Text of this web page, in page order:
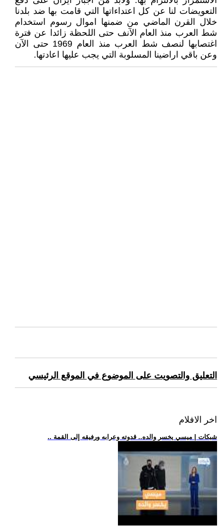
التعويضات لنا عن كل اعتداءاتها التي قامت بها ضد بلدنا
خلال القرن الماضي من ضمنها اموال رسوم استخدام
شط العرب منذ العام الآنف حتى اللحظة زائدا عن فترة
اغتصابها لنصف شط العرب منذ العام 1969 حتى الآن
وعن باقي اراضينا المسلوبة التي يجب عليها اعادتها.
التعليق والتصويت على الموضوع في الموقع الرئيسي
اخر الافلام
.. شبكات | ميسي يخسر والده.. قدوته وعرابه ورفيقه إلى القمة